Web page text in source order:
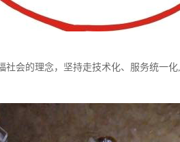
社会的理念，坚持走技术化、服务统一